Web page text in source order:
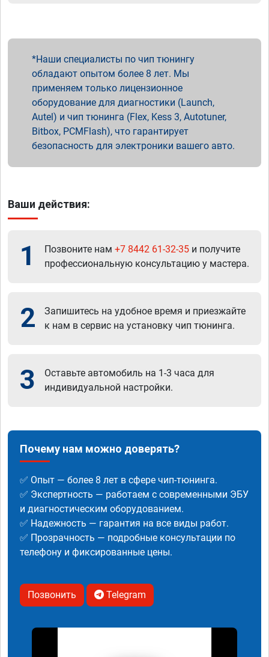
Наши специалисты по чип тюнингу
обладают опытом более 8 лет. Мы
применяем только лицензионное
оборудование для диагностики (Launch,
Autel) и чип тюнинга (Flex, Kess 3, Autotuner,
Bitbox, PCMFlash), что гарантирует
безопасность для электроники вашего авто.
Ваши действия:
1 Позвоните нам +7 8442 61-32-35 и получите
профессиональную консультацию у мастера.
2
Запишитесь на удобное время и приезжайте
к нам в сервис на установку чип тюнинга.
3
Оставьте автомобиль на 1-3 часа для
индивидуальной настройки.
Почему нам можно доверять?
✅ Опыт — более 8 лет в сфере чип-тюнинга.
✅ Экспертность — работаем с современными ЭБУ
и диагностическим оборудованием.
✅ Надежность — гарантия на все виды работ.
✅ Прозрачность — подробные консультации по
телефону и фиксированные цены.
Позвонить Telegram